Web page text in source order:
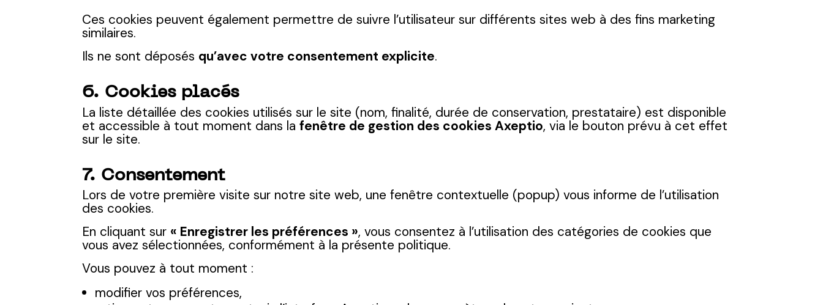
Ces cookies peuvent également permettre de suivre l’utilisateur sur différents sites web à des fins marketing
similaires.
Ils ne sont déposés qu’avec votre consentement explicite.
6. Cookies placés
La liste détaillée des cookies utilisés sur le site (nom, finalité, durée de conservation, prestataire) est disponible
et accessible à tout moment dans lafenêtre de gestion des cookies Axeptio, via le bouton prévu à cet effet
sur le site.
7. Consentement
Lors de votre première visite sur notre site web, une fenêtre contextuelle (popup) vous informe de l’utilisation
des cookies.
En cliquant sur « Enregistrer les préférences », vous consentez à l’utilisation des catégories de cookies que
vous avez sélectionnées, conformément à la présente politique.
Vous pouvez à tout moment :
modifier vos préférences,